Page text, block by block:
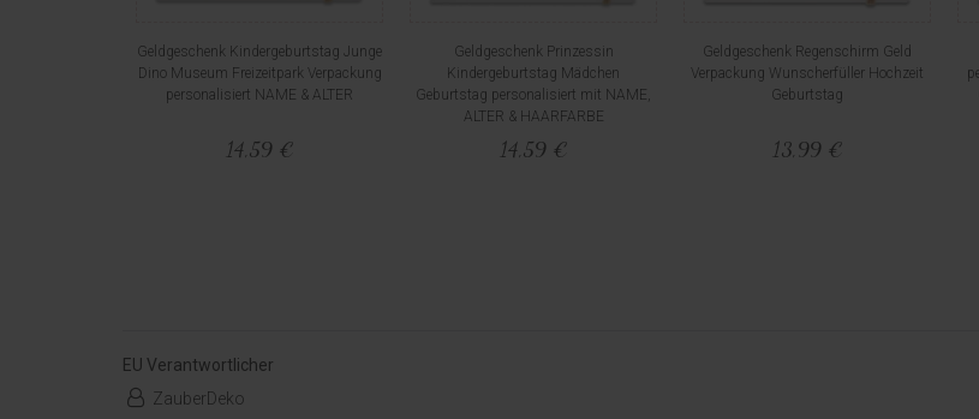
Geldgeschenk Kindergeburtstag Junge
Dino Museum Freizeitpark Verpackung
personalisiert NAME & ALTER
14,59 €
Geldgeschenk Prinzessin
Kindergeburtstag Mädchen
Geburtstag personalisiert mit NAME,
ALTER & HAARFARBE
14,59 €
Geldgeschenk Regenschirm Geld
Verpackung Wunscherfüller Hochzeit
Geburtstag
13,99 €
EU Verantwortlicher
ZauberDeko